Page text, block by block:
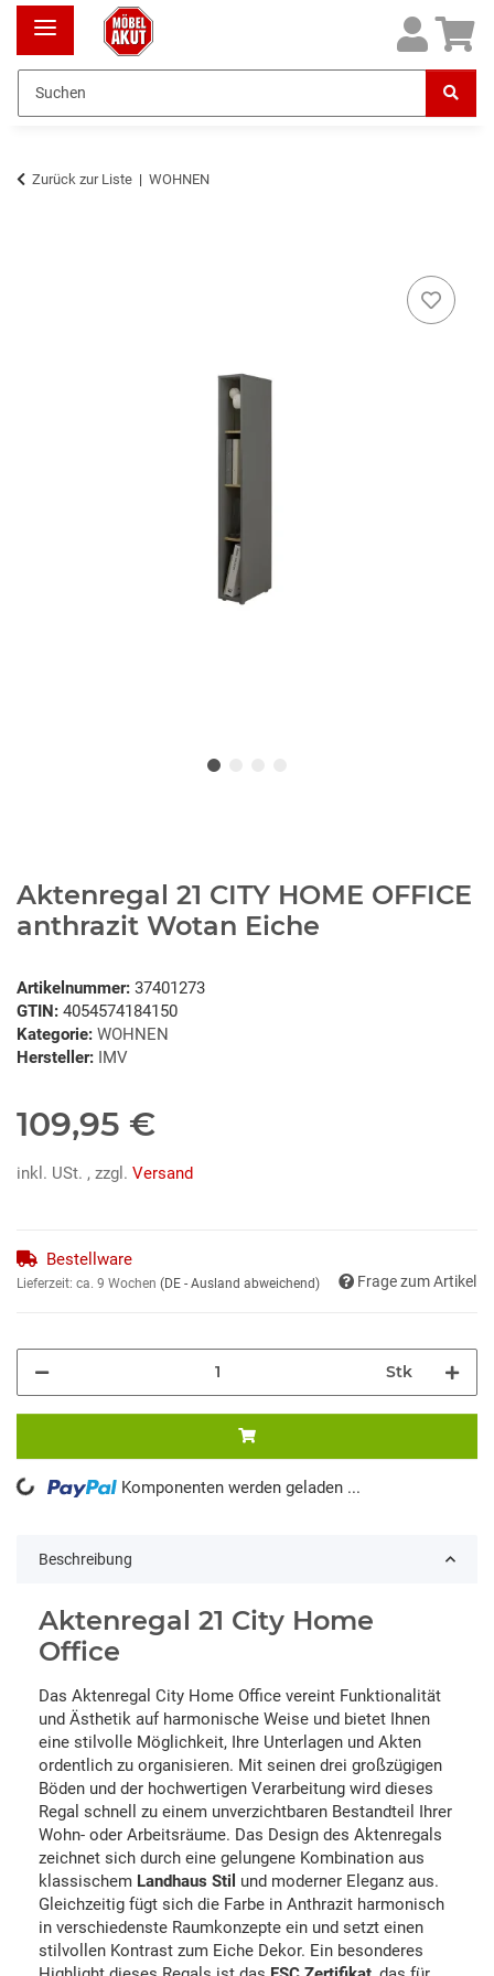
Zurück zur Liste WOHNEN
Aktenregal 21 CITY HOME OFFICE
anthrazit Wotan Eiche
Artikelnummer: 37401273
GTIN: 4054574184150
Kategorie: WOHNEN
Hersteller: IMV
109,95 €
inkl. USt. , zzgl. Versand
Bestellware
Lieferzeit: ca. 9 Wochen (DE - Ausland abweichend) Frage zum Artikel
Stk
Loading... Komponenten werden geladen ...
Beschreibung
Aktenregal 21 City Home
Office
Das Aktenregal City Home Office vereint Funktionalität
und Ästhetik auf harmonische Weise und bietet Ihnen
eine stilvolle Möglichkeit, Ihre Unterlagen und Akten
ordentlich zu organisieren. Mit seinen drei großzügigen
Böden und der hochwertigen Verarbeitung wird dieses
Regal schnell zu einem unverzichtbaren Bestandteil Ihrer
Wohn- oder Arbeitsräume. Das Design des Aktenregals
zeichnet sich durch eine gelungene Kombination aus
klassischem Landhaus Stil und moderner Eleganz aus.
Gleichzeitig fügt sich die Farbe in Anthrazit harmonisch
in verschiedenste Raumkonzepte ein und setzt einen
stilvollen Kontrast zum Eiche Dekor. Ein besonderes